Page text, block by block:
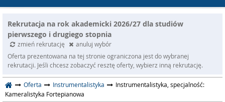
Rekrutacja na rok akademicki 2026/27 dla studiów
pierwszego i drugiego stopnia
zmień rekrutację
anuluj wybór
Oferta prezentowana na tej stronie ograniczona jest do wybranej
rekrutacji. Jeśli chcesz zobaczyć resztę oferty, wybierz inną rekrutację.
Oferta Instrumentalistyka
Instrumentalistyka, specjalność:
Kameralistyka Fortepianowa